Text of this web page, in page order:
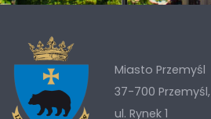
Miasto Przemyśl
37-700 Przemyśl,
ul. Rynek 1